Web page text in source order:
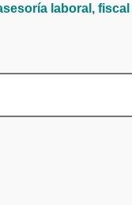
laboral, fiscal